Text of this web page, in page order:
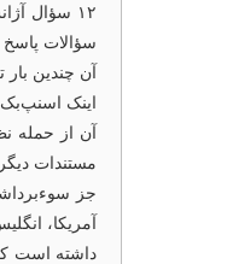
۱۲ سؤال
سؤالات پاسخ
آن چندین
آن از حمله
مستندات
جز
داشته است